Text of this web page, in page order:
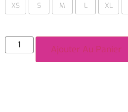
XS S M L XL
Ajouter Au Panier